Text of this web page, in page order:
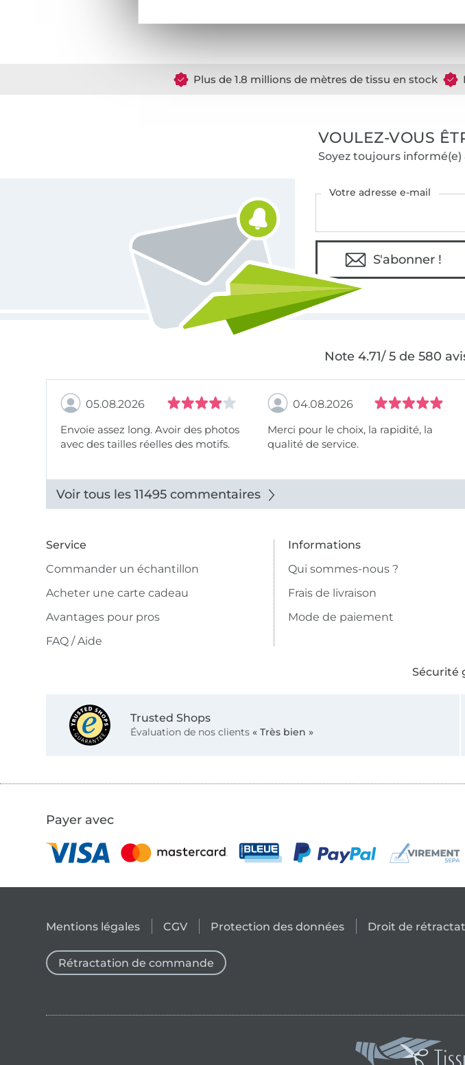
Plus de 1.8 millions de mètres de tissu en stock
VOULEZ-VOUS
Soyez toujours informé(e)
Votre adresse e-mail
S'abonner !
Note 4.71/ 5 de 580
05.08.2026
Envoie assez long. Avoir des photos
avec des tailles réelles des motifs.
04.08.2026
Merci pour le choix, la rapidité, la
qualité de service.
Voir tous les 11495 commentaires
Service
Commander un échantillon
Acheter une carte cadeau
Avantages pour pros
FAQ / Aide
Informations
Qui sommes-nous ?
Frais de livraison
Mode de paiement
Sécurité
Trusted Shops
Évaluation de nos clients « Très bien »
Payer avec
Mentions légales CGV Protection des données Droit de
Rétractation de commande